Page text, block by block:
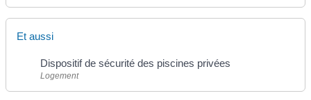
Et aussi
Dispositif de sécurité des piscines privées
Logement